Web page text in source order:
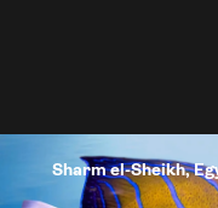
Sharm el-Sheikh,